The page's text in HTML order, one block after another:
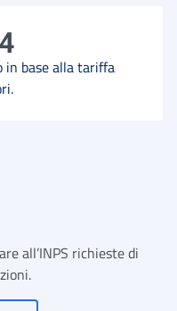
in base alla tariffa
all’INPS richieste di